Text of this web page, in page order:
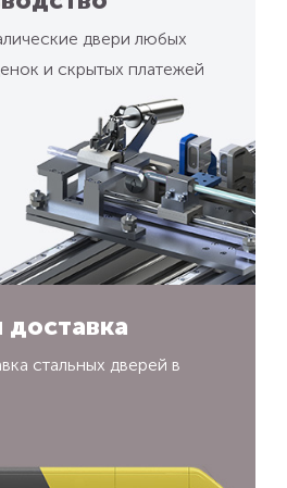
двери любых
и скрытых платежей
доставка
стальных дверей в